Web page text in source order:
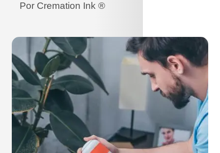
Por Cremation Ink ®